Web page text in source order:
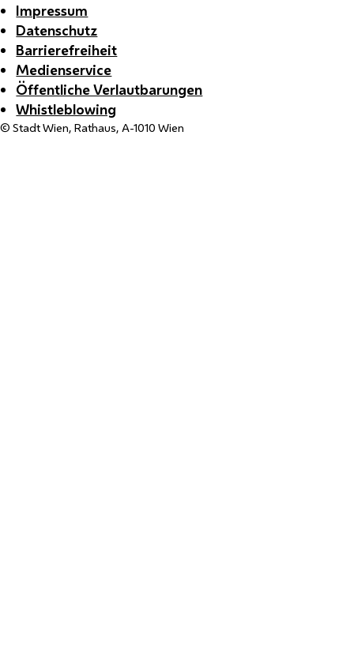
Impressum
Datenschutz
Barrierefreiheit
Medienservice
Öffentliche Verlautbarungen
Whistleblowing
© Stadt Wien, Rathaus, A-1010 Wien